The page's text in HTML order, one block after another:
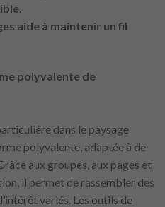
aide à maintenir un fil
polyvalente de
dans le paysage
polyvalente, adaptée à de
aux groupes, aux pages et
il permet de rassembler des
variés. Les outils de